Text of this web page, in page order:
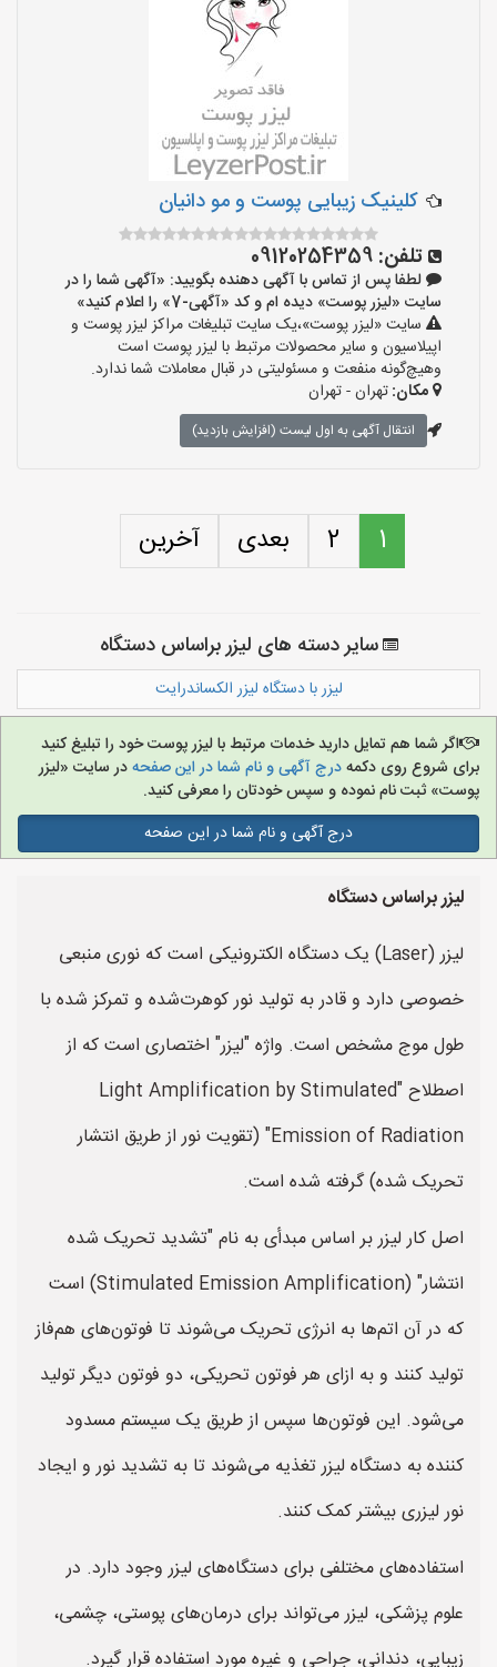
کلینیک زیبایی پوست و مو دانیان
تلفن: 09120254359
لطفا پس از تماس با آگهی دهنده بگویید: «آگهی شما را در
سایت «لیزر پوست» دیده ام و کد «آگهی-7» را اعلام کنید»
سایت «لیزر پوست»،یک سایت تبلیغات مراکز لیزر پوست و
اپیلاسیون و سایر محصولات مرتبط با لیزر پوست است
وهیچ‌گونه منفعت و مسئولیتی در قبال معاملات شما ندارد.
مکان:تهران - تهران
انتقال آگهی به اول لیست (افزایش بازدید)
1
2 بعدی آخرین
سایر دسته های لیزر براساس دستگاه
لیزر با دستگاه لیزر الکساندرایت
اگر شما هم تمایل دارید خدمات مرتبط با لیزر پوست خود را تبلیغ کنید
برای شروع روی دکمهدرج آگهی و نام شما در این صفحهدر سایت «لیزر
پوست» ثبت نام نموده و سپس خودتان را معرفی کنید.
درج آگهی و نام شما در این صفحه
لیزر براساس دستگاه
لیزر (Laser) یک دستگاه الکترونیکی است که نوری منبعی
خصوصی دارد و قادر به تولید نور کوهرت‌شده و تمرکز شده با
طول موج مشخص است. واژه "لیزر" اختصاری است که از
اصطلاح "Light Amplification by Stimulated
Emission of Radiation" (تقویت نور از طریق انتشار
تحریک شده) گرفته شده است.
اصل کار لیزر بر اساس مبدأی به نام "تشدید تحریک شده
انتشار" (Stimulated Emission Amplification) است
که در آن اتم‌ها به انرژی تحریک می‌شوند تا فوتون‌های هم‌فاز
تولید کنند و به ازای هر فوتون تحریکی، دو فوتون دیگر تولید
می‌شود. این فوتون‌ها سپس از طریق یک سیستم مسدود
کننده به دستگاه لیزر تغذیه می‌شوند تا به تشدید نور و ایجاد
نور لیزری بیشتر کمک کنند.
استفاده‌های مختلفی برای دستگاه‌های لیزر وجود دارد. در
علوم پزشکی، لیزر می‌تواند برای درمان‌های پوستی، چشمی،
زیبایی، دندانی، جراحی و غیره مورد استفاده قرار گیرد.